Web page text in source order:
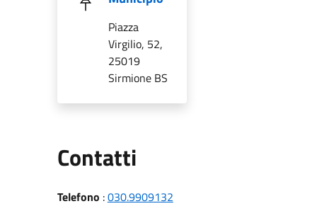
Piazza
Virgilio, 52,
25019
Sirmione BS
ContattiUtili
Telefono :030.9909132